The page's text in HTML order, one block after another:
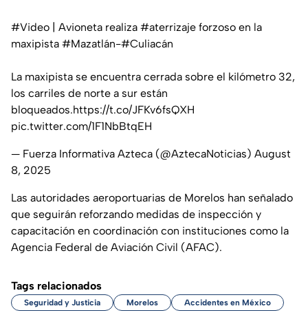
#Video | Avioneta realiza #aterrizaje forzoso en la
maxipista #Mazatlán-#Culiacán
La maxipista se encuentra cerrada sobre el kilómetro 32,
los carriles de norte a sur están
bloqueados.https://t.co/JFKv6fsQXH
pic.twitter.com/1F1NbBtqEH
— Fuerza Informativa Azteca (@AztecaNoticias) August
8, 2025
Las autoridades aeroportuarias de Morelos han señalado
que seguirán reforzando medidas de inspección y
capacitación en coordinación con instituciones como la
Agencia Federal de Aviación Civil (AFAC).
Tags relacionados
Seguridad y Justicia Morelos Accidentes en México